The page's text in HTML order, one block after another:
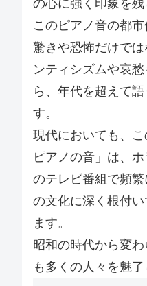
の心に強く印象を残
このピアノ音の都市
驚きや恐怖だけで
ンティシズムや哀
ら、年代を超えて
す。
現代においても、
ピアノの音」は、
のテレビ番組で頻
の文化に深く根付
ます。
昭和の時代から変
も多くの人々を魅了